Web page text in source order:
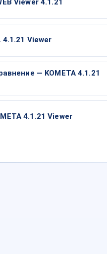
Viewer 4.1.21
4.1.21 Viewer
— KOMETA 4.1.21
4.1.21 Viewer
Viewer